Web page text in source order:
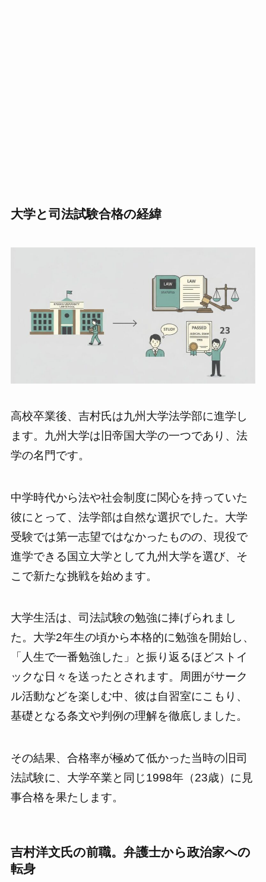
大学と司法試験合格の経緯
高校卒業後、吉村氏は九州大学法学部に進学し
ます。九州大学は旧帝国大学の一つであり、法
学の名門です。
中学時代から法や社会制度に関心を持っていた
彼にとって、法学部は自然な選択でした。大学
受験では第一志望ではなかったものの、現役で
進学できる国立大学として九州大学を選び、そ
こで新たな挑戦を始めます。
大学生活は、司法試験の勉強に捧げられまし
た。大学2年生の頃から本格的に勉強を開始し、
「人生で一番勉強した」と振り返るほどストイ
ックな日々を送ったとされます。周囲がサーク
ル活動などを楽しむ中、彼は自習室にこもり、
基礎となる条文や判例の理解を徹底しました。
その結果、合格率が極めて低かった当時の旧司
法試験に、大学卒業と同じ1998年（23歳）に見
事合格を果たします。
吉村洋文氏の前職。弁護士から政治家への
転身